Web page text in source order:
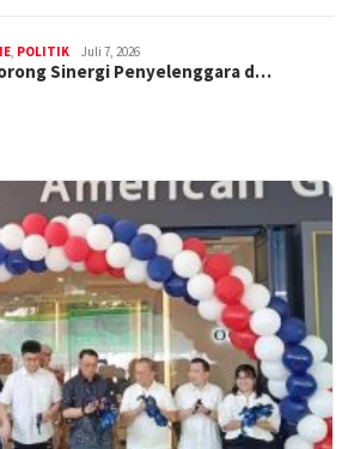
POLITIK Juli 7, 2026
Sinergi Penyelenggara d…